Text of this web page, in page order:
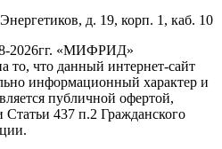
д. 19, корп. 1, каб. 10
2026гг. «МИФРИД»
то, что данный интернет-сайт
информационный характер и
публичной офертой,
437 п.2 Гражданского